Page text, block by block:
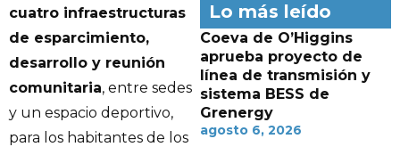
cuatro infraestructuras
de esparcimiento,
desarrollo y reunión
comunitaria, entre sedes
y un espacio deportivo,
para los habitantes de los
Lo más leído
Coeva de O’Higgins
aprueba proyecto de
línea de transmisión y
sistema BESS de
Grenergy
agosto 6, 2026